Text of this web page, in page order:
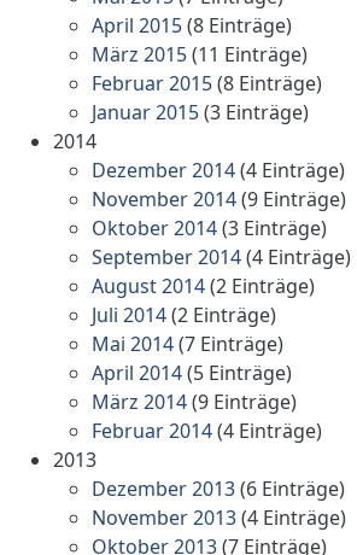
April 2015(8 Einträge)
März 2015(11 Einträge)
Februar 2015(8 Einträge)
Januar 2015(3 Einträge)
2014
Dezember 2014(4 Einträge)
November 2014(9 Einträge)
Oktober 2014(3 Einträge)
September 2014(4 Einträge)
August 2014(2 Einträge)
Juli 2014(2 Einträge)
Mai 2014(7 Einträge)
April 2014(5 Einträge)
März 2014(9 Einträge)
Februar 2014(4 Einträge)
2013
Dezember 2013(6 Einträge)
November 2013(4 Einträge)
Oktober 2013(7 Einträge)